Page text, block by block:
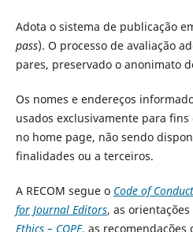
Adota o sistema de publicação
pass). O processo de avaliação
pares, preservado o anonimato
Os nomes e endereços
usados exclusivamente para
no home page, não sendo
finalidades ou a terceiros.
A RECOM segue o Code of
for Journal Editors, as orientações
Ethics – COPE, as recomendações